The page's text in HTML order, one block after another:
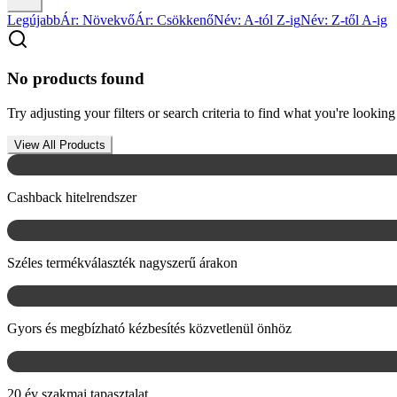
LegújabbÁr: NövekvőÁr: CsökkenőNév: A-tól Z-igNév: Z-től A-ig
No products found
Try adjusting your filters or search criteria to find what you're
View All Products
Cashback hitelrendszer
Széles termékválaszték nagyszerű árakon
Gyors és megbízható kézbesítés közvetlenül önhöz